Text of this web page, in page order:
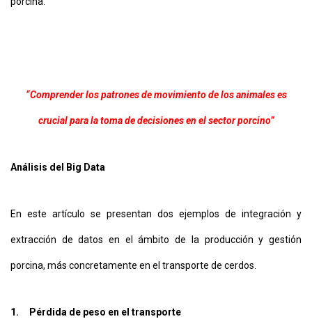
“Comprender los patrones de movimiento de los animales es
crucial para la toma de decisiones en el sector porcino”
Análisis del Big Data
En este artículo se presentan dos ejemplos de integración y
extracción de datos en el ámbito de la producción y gestión
porcina, más concretamente en el transporte de cerdos.
1. Pérdida de peso en el transporte